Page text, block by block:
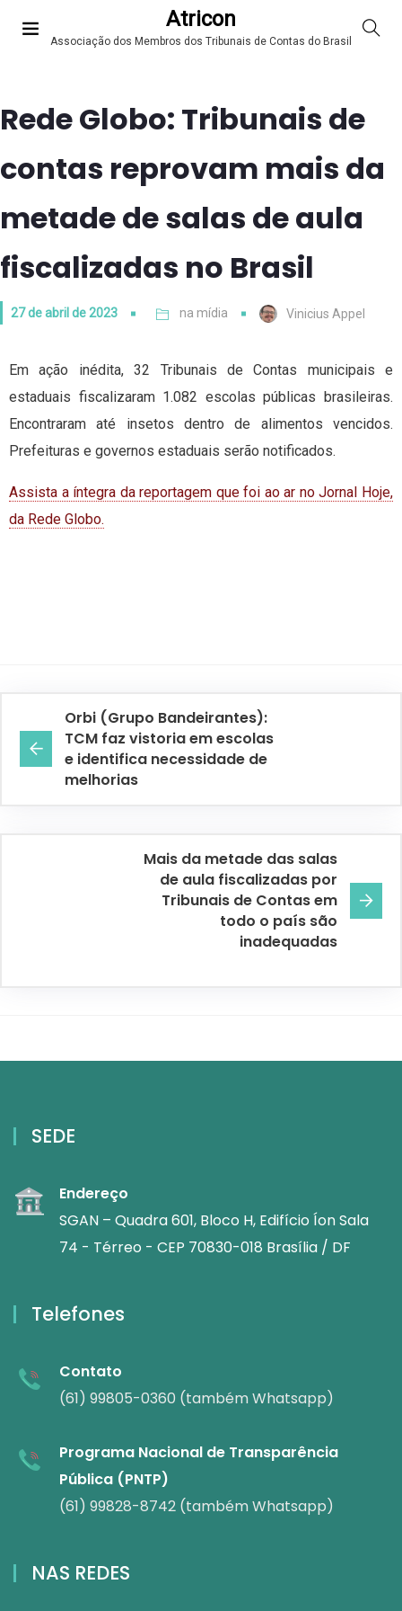
Atricon
Associação dos Membros dos Tribunais de Contas do Brasil
Rede Globo: Tribunais de
contas reprovam mais da
metade de salas de aula
fiscalizadas no Brasil
27 de abril de 2023 na mídia Vinicius Appel
Em ação inédita, 32 Tribunais de Contas municipais e
estaduais fiscalizaram 1.082 escolas públicas brasileiras.
Encontraram até insetos dentro de alimentos vencidos.
Prefeituras e governos estaduais serão notificados.
Assista a íntegra da reportagem que foi ao ar no Jornal Hoje,
da Rede Globo.
Orbi (Grupo Bandeirantes):
TCM faz vistoria em escolas
e identifica necessidade de
melhorias
Mais da metade das salas
de aula fiscalizadas por
Tribunais de Contas em
todo o país são
inadequadas
SEDE
Endereço
SGAN – Quadra 601, Bloco H, Edifício Íon Sala
74 - Térreo - CEP 70830-018 Brasília / DF
Telefones
Contato
(61) 99805-0360 (também Whatsapp)
Programa Nacional de Transparência
Pública (PNTP)
(61) 99828-8742 (também Whatsapp)
NAS REDES